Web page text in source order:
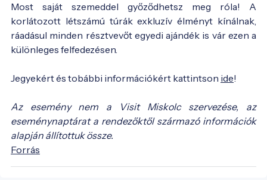
Most saját szemeddel győződhetsz meg róla! A
korlátozott létszámú túrák exkluzív élményt kínálnak,
ráadásul minden résztvevőt egyedi ajándék is vár ezen a
különleges felfedezésen.
Jegyekért és tobábbi információkért kattintson ide!
Az esemény nem a Visit Miskolc szervezése, az
eseménynaptárat a rendezőktől származó információk
alapján állítottuk össze.
Forrás